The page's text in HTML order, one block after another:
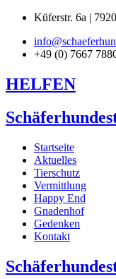
Küferstr. 6a |
+49 (0) 7667
HELFEN
Startseite
Aktuelles
Tierschutz
Vermittlung
Happy End
Gnadenhof
Gedenken
Kontakt